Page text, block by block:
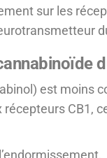
sur les
est moins
CB1,